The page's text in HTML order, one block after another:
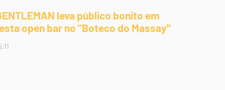
leva público bonito em
open bar no "Boteco do Massay"